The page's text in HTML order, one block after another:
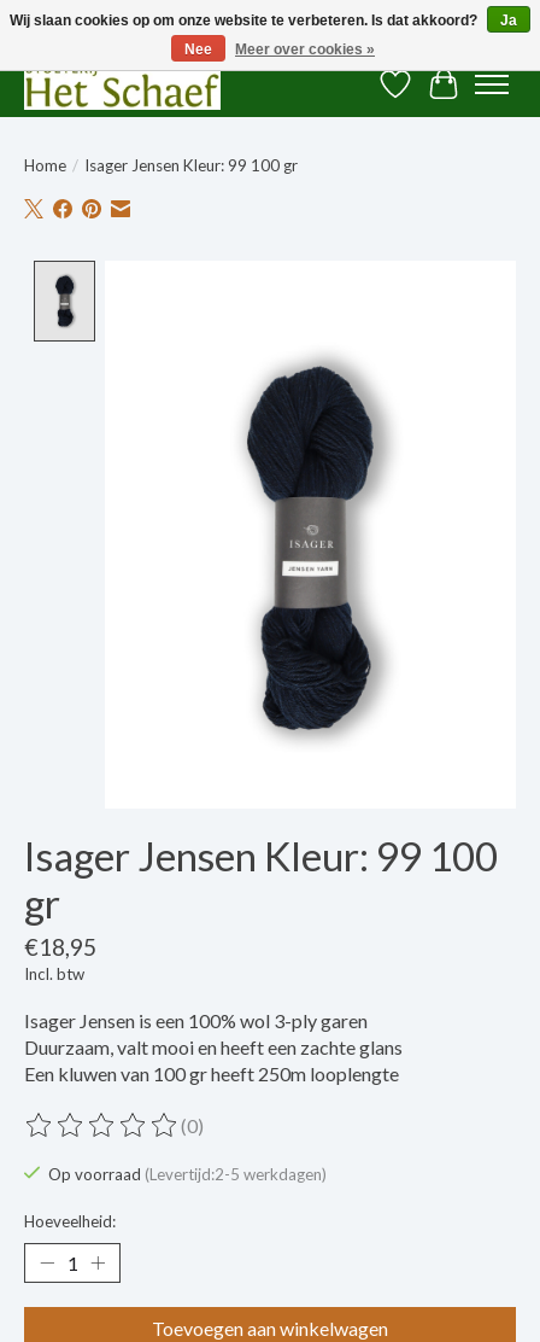
Verlanglijst
Home / Isager Jensen Kleur: 99 100 gr
Isager Jensen Kleur: 99 100
gr
€18,95
Incl. btw
Isager Jensen is een 100% wol 3-ply garen
Duurzaam, valt mooi en heeft een zachte glans
Een kluwen van 100 gr heeft 250m looplengte
De beoordeling van dit product is
(0)
Op voorraad (Levertijd:2-5 werkdagen)
Hoeveelheid:
Toevoegen aan winkelwagen
Wij slaan cookies op om onze website te verbeteren. Is dat akkoord?
Ja
Nee
Meer over cookies »